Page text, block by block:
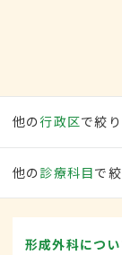
他の行政区で絞
他の 診療科目で
形成外科につ